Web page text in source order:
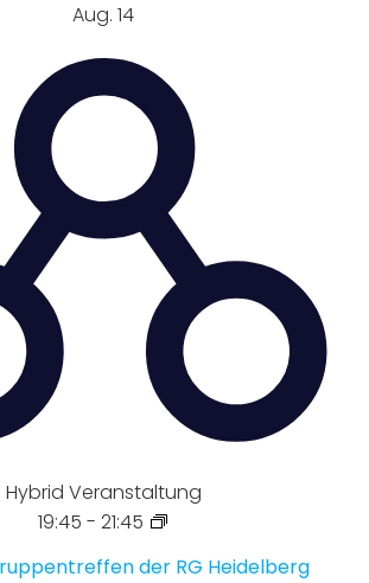
Aug. 14
Hybrid Veranstaltung
19:45 - 21:45
der RG Heidelberg